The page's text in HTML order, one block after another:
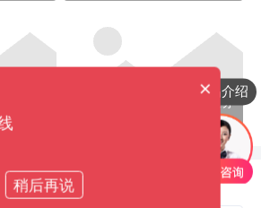
是哪
达州食堂承包公司有哪些服务
产品介绍
×
稍后再说